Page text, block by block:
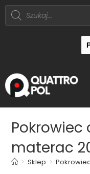
materac
> Sklep >